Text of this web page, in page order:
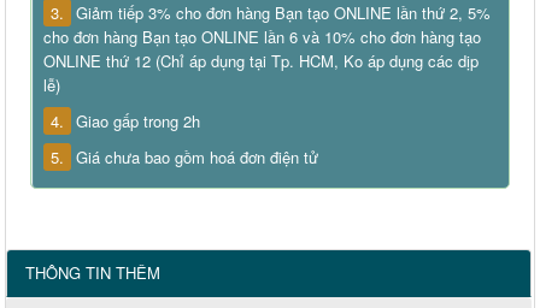
3. Giảm tiếp 3% cho đơn hàng Bạn tạo ONLINE lần thứ 2, 5%
cho đơn hàng Bạn tạo ONLINE lần 6 và 10% cho đơn hàng tạo
ONLINE thứ 12 (Chỉ áp dụng tại Tp. HCM, Ko áp dụng các dịp
lễ)
4. Giao gấp trong 2h
5. Giá chưa bao gồm hoá đơn điện tử
THÔNG TIN THÊM